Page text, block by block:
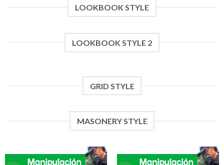
LOOKBOOK STYLE
LOOKBOOK STYLE 2
GRID STYLE
MASONERY STYLE